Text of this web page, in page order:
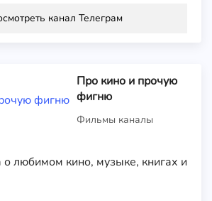
канал Телеграм
Про кино и прочую
фигню
Фильмы каналы
о любимом кино, музыке, книгах и